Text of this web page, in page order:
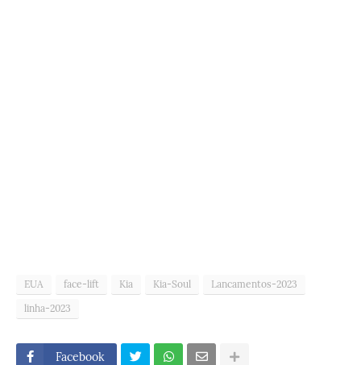
EUA face-lift Kia Kia-Soul
Lancamentos-2023
linha-2023
Facebook